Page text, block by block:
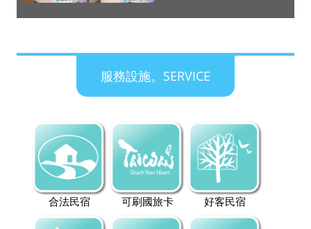
服務設施。SERVICE
合法民宿 可刷國旅卡 好客民宿